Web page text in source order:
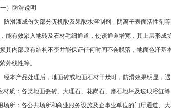
）防滑说明
防滑液成份为部分无机酸及果酸水溶制剂，阴离子表面活性剂
能有效渗入地砖及石材毛细通道，使该通道增宽，其上层形
其内部原有结构不变并能保证任何时间不会脱落，地面色泽
外线性等。
经本产品处理后，地面砖或地面石材干燥时，防滑效果明显，
材质：各类地面瓷砖、大理石、花岗石、磨石地坪及珐琅浴缸等
场所：各公共场所和商业服务设施及企事业单位的门厅通道、